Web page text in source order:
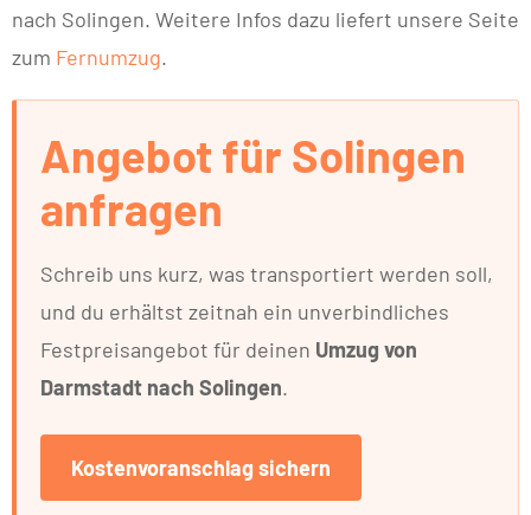
nach Solingen. Weitere Infos dazu liefert unsere Seite
zum Fernumzug.
Angebot für Solingen
anfragen
Schreib uns kurz, was transportiert werden soll,
und du erhältst zeitnah ein unverbindliches
Festpreisangebot für deinen Umzug von
Darmstadt nach Solingen.
Kostenvoranschlag sichern